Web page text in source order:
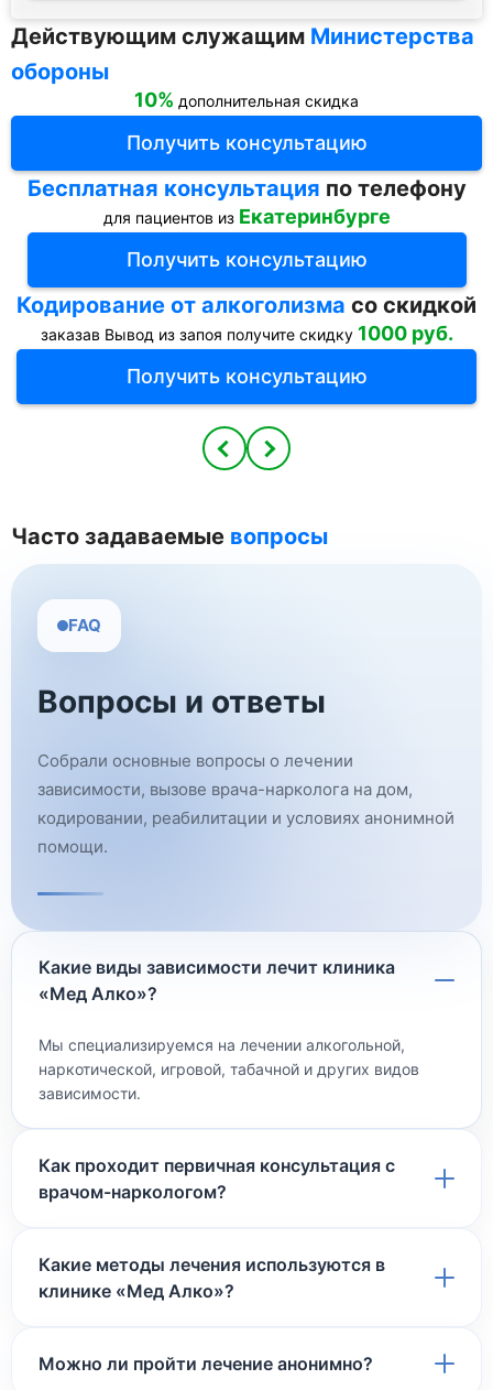
Действующим служащим Министерства
обороны
10% дополнительная скидка
Получить консультацию
Бесплатная консультация по телефону
для пациентов из Екатеринбурге
Получить консультацию
Кодирование от алкоголизма со скидкой
заказав Вывод из запоя получите скидку 1000 руб.
Получить консультацию
Часто задаваемые вопросы
FAQ
Вопросы и ответы
Собрали основные вопросы о лечении
зависимости, вызове врача-нарколога на дом,
кодировании, реабилитации и условиях анонимной
помощи.
Какие виды зависимости лечит клиника
«Мед Алко»?
Мы специализируемся на лечении алкогольной,
наркотической, игровой, табачной и других видов
зависимости.
Как проходит первичная консультация с
врачом-наркологом?
Какие методы лечения используются в
клинике «Мед Алко»?
Можно ли пройти лечение анонимно?